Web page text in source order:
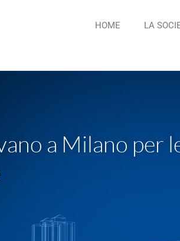
HOME LA
a Milano per